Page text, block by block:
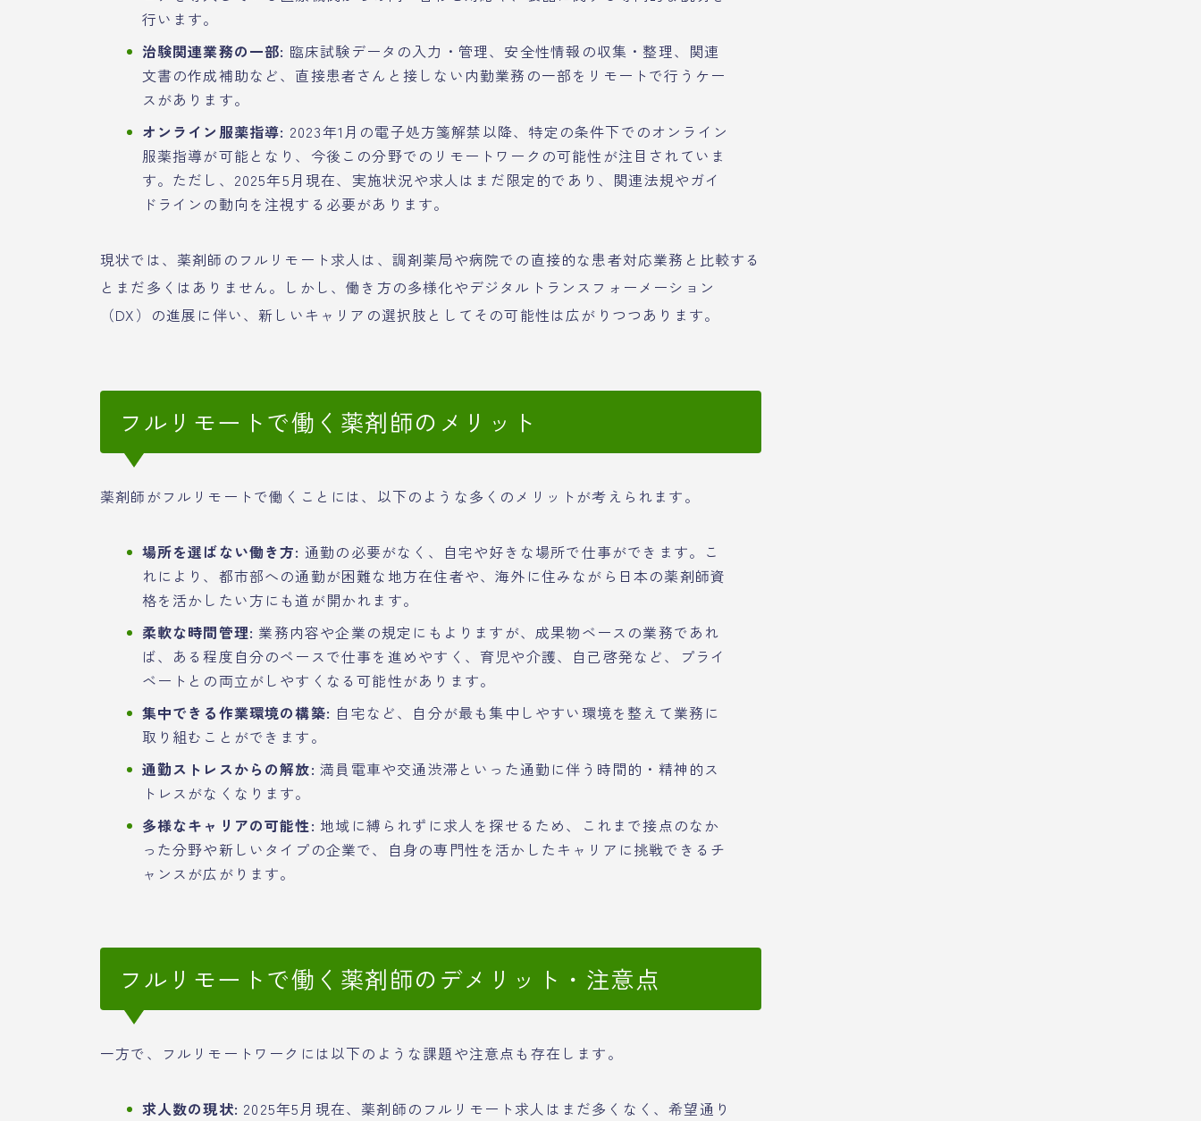
行います。
治験関連業務の一部: 臨床試験データの入力・管理、安全性情報の収集・整理、関連
文書の作成補助など、直接患者さんと接しない内勤業務の一部をリモートで行うケー
スがあります。
オンライン服薬指導: 2023年1月の電子処方箋解禁以降、特定の条件下でのオンライン
服薬指導が可能となり、今後この分野でのリモートワークの可能性が注目されていま
す。ただし、2025年5月現在、実施状況や求人はまだ限定的であり、関連法規やガイ
ドラインの動向を注視する必要があります。
現状では、薬剤師のフルリモート求人は、調剤薬局や病院での直接的な患者対応業務と比較する
とまだ多くはありません。しかし、働き方の多様化やデジタルトランスフォーメーション
（DX）の進展に伴い、新しいキャリアの選択肢としてその可能性は広がりつつあります。
フルリモートで働く薬剤師のメリット
薬剤師がフルリモートで働くことには、以下のような多くのメリットが考えられます。
場所を選ばない働き方: 通勤の必要がなく、自宅や好きな場所で仕事ができます。こ
れにより、都市部への通勤が困難な地方在住者や、海外に住みながら日本の薬剤師資
格を活かしたい方にも道が開かれます。
柔軟な時間管理: 業務内容や企業の規定にもよりますが、成果物ベースの業務であれ
ば、ある程度自分のペースで仕事を進めやすく、育児や介護、自己啓発など、プライ
ベートとの両立がしやすくなる可能性があります。
集中できる作業環境の構築: 自宅など、自分が最も集中しやすい環境を整えて業務に
取り組むことができます。
通勤ストレスからの解放: 満員電車や交通渋滞といった通勤に伴う時間的・精神的ス
トレスがなくなります。
多様なキャリアの可能性: 地域に縛られずに求人を探せるため、これまで接点のなか
った分野や新しいタイプの企業で、自身の専門性を活かしたキャリアに挑戦できるチ
ャンスが広がります。
フルリモートで働く薬剤師のデメリット・注意点
一方で、フルリモートワークには以下のような課題や注意点も存在します。
求人数の現状: 2025年5月現在、薬剤師のフルリモート求人はまだ多くなく、希望通り